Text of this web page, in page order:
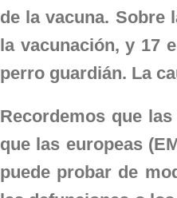
de la vacuna. Sobre
la vacunación, y 17
perro guardián. La
Recordemos que
que las europeas
puede probar de